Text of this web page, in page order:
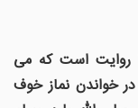
روایت است که می
در خواندن نماز خوف